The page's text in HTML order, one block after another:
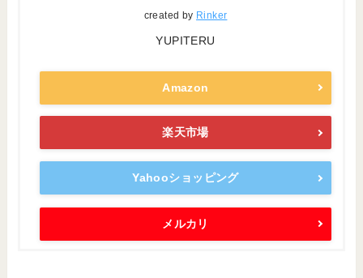
created by Rinker
YUPITERU
Amazon
楽天市場
Yahooショッピング
メルカリ